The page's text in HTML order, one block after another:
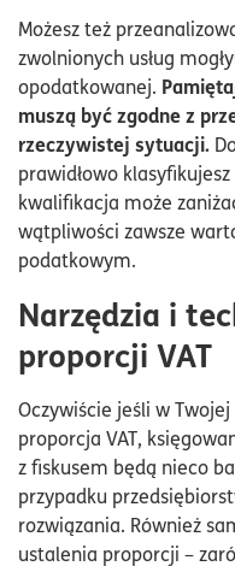
Możesz też
zwolnionych usług
opodatkowanej.
muszą być zgodne z
rzeczywistej sytuacji.
prawidłowo
kwalifikacja może
wątpliwości zawsze
podatkowym.
Narzędzia i
proporcji VAT
Oczywiście jeśli w
proporcja VAT,
z fiskusem będą nieco
przypadku
rozwiązania. Również
ustalenia proporcji –